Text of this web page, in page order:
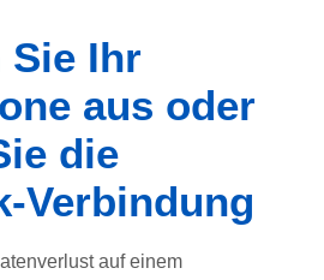
Sie Ihr
aus oder
die
Verbindung
auf einem